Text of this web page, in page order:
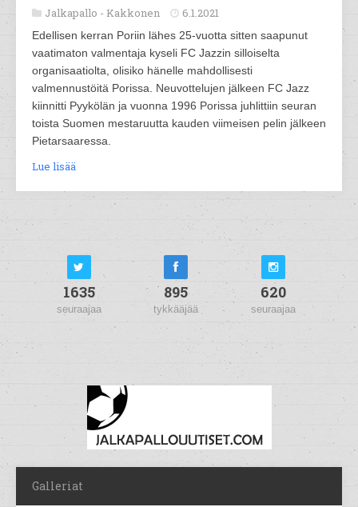
Jalkapallo - Kakkonen 6.1.2021
Edellisen kerran Poriin lähes 25-vuotta sitten saapunut
vaatimaton valmentaja kyseli FC Jazzin silloiselta
organisaatiolta, olisiko hänelle mahdollisesti
valmennustöitä Porissa. Neuvottelujen jälkeen FC Jazz
kiinnitti Pyykölän ja vuonna 1996 Porissa juhlittiin seuran
toista Suomen mestaruutta kauden viimeisen pelin jälkeen
Pietarsaaressa.
Lue lisää
1635
seuraajaa
895
tykkääjää
620
seuraajaa
Galleriat